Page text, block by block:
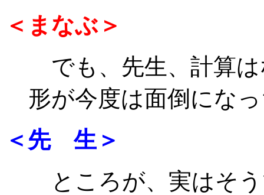
＜まなぶ＞
でも、先生、計算
形が今度は面倒にな
＜先 生＞
ところが、実はそ